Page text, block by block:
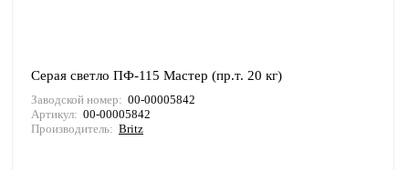
Серая светло ПФ-115 Мастер (пр.т. 20 кг)
Заводской номер: 00-00005842
Артикул: 00-00005842
Производитель: Britz